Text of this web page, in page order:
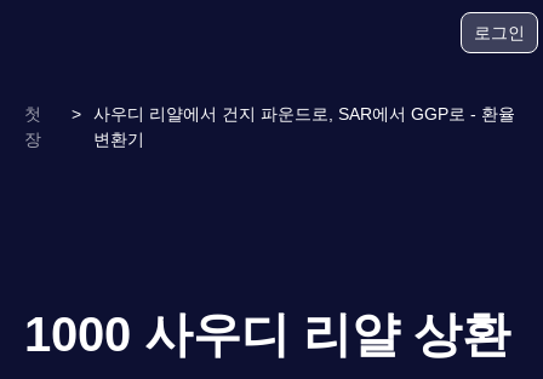
로그인
첫
장
>
사우디 리얄에서 건지 파운드로, SAR에서 GGP로 - 환율
변환기
1000 사우디 리얄 상환